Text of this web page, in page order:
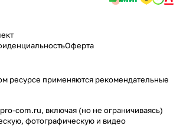
Оферта
ресурсе применяются рекомендательные
com.ru, включая (но не ограничиваясь)
фотографическую и видео